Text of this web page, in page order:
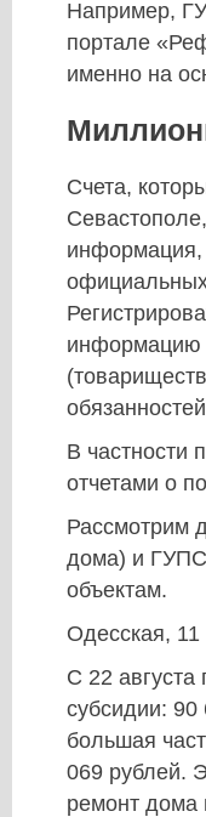
Например,
портале
именно на
Счета,
информация,
информацию
В частности
отчетами о
Рассмотрим
дома) и
объектам.
Одесская,
С 22
субсидии: 90
большая
069 рублей.
ремонт дома